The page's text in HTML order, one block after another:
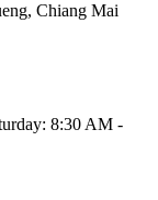
Chiang Mai
8:30 AM -